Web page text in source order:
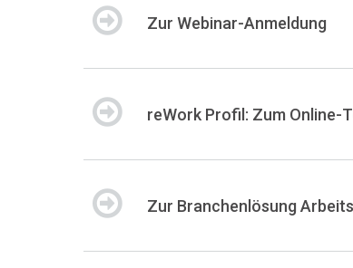
Zur Webinar-Anmeldung
reWork Profil: Zum Online-
Zur Branchenlösung